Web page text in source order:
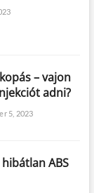
– vajon
adni?
5, 2023
ABS